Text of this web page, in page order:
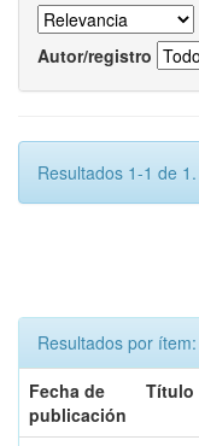
Autor/registro
Resultados 1-1 de 1.
Resultados por ítem:
Fecha de
publicación
Título